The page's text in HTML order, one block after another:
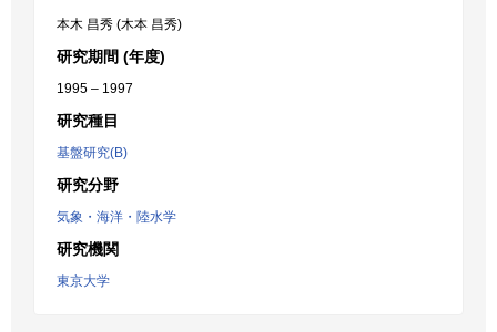
本木 昌秀 (木本 昌秀)
研究期間 (年度)
1995 – 1997
研究種目
基盤研究(B)
研究分野
気象・海洋・陸水学
研究機関
東京大学